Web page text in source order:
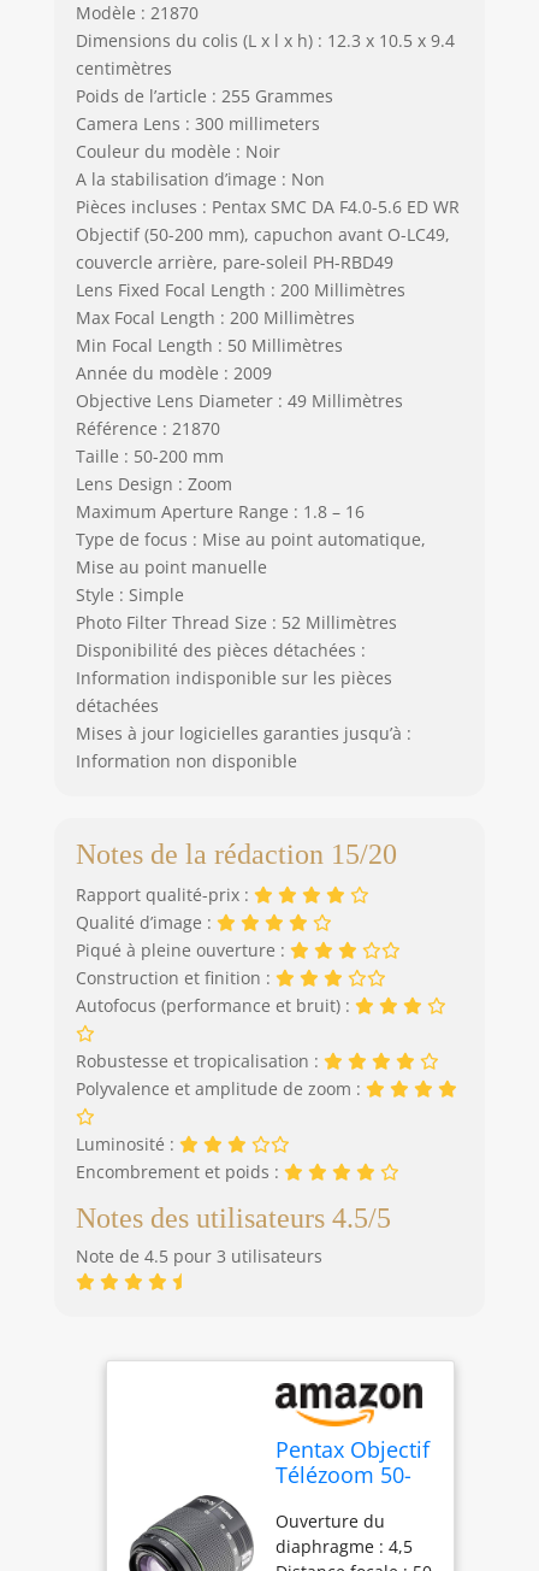
Modèle : 21870
Dimensions du colis (L x l x h) : 12.3 x 10.5 x 9.4
centimètres
Poids de l’article : 255 Grammes
Camera Lens : 300 millimeters
Couleur du modèle : Noir
A la stabilisation d’image : Non
Pièces incluses : Pentax SMC DA F4.0-5.6 ED WR
Objectif (50-200 mm), capuchon avant O-LC49,
couvercle arrière, pare-soleil PH-RBD49
Lens Fixed Focal Length : 200 Millimètres
Max Focal Length : 200 Millimètres
Min Focal Length : 50 Millimètres
Année du modèle : 2009
Objective Lens Diameter : 49 Millimètres
Référence : 21870
Taille : 50-200 mm
Lens Design : Zoom
Maximum Aperture Range : 1.8 – 16
Type de focus : Mise au point automatique,
Mise au point manuelle
Style : Simple
Photo Filter Thread Size : 52 Millimètres
Disponibilité des pièces détachées :
Information indisponible sur les pièces
détachées
Mises à jour logicielles garanties jusqu’à :
Information non disponible
Notes de la rédaction 15/20
Rapport qualité-prix :
Qualité d’image :
Piqué à pleine ouverture :
Construction et finition :
Autofocus (performance et bruit) :
Robustesse et tropicalisation :
Polyvalence et amplitude de zoom :
Luminosité :
Encombrement et poids :
Notes des utilisateurs 4.5/5
Note de 4.5 pour 3 utilisateurs
Pentax Objectif
Télézoom 50-
ED WR pour
Appareil photo
Ouverture du
diaphragme : 4,5